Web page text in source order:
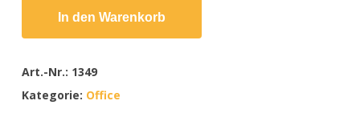
In den Warenkorb
Art.-Nr.: 1349
Kategorie: Office